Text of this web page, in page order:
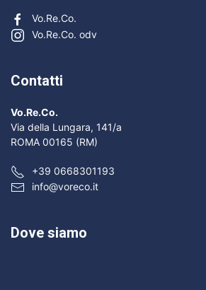
Vo.Re.Co.
Vo.Re.Co. odv
Contatti
Vo.Re.Co.
Via della Lungara, 141/a
ROMA 00165 (RM)
+39 0668301193
info@voreco.it
Dove siamo